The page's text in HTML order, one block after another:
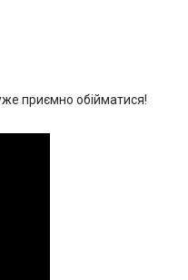
приємно обійматися!